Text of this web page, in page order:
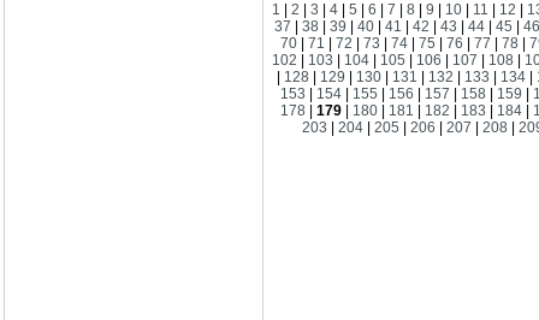
1 2 3 4 5 6 7 8 9 10 11 12
37
|38 |39 |40 |41 |42 |43 |44 |45 |
70
71 72 73 74 75 76 77 78
102
103 104 105 106 107 108
128 129 130 131 132 133 134
153
154 155 156 157 158 159
178
179 180 181 182 183 184
203
|204 |205 |206 |207 |208 |